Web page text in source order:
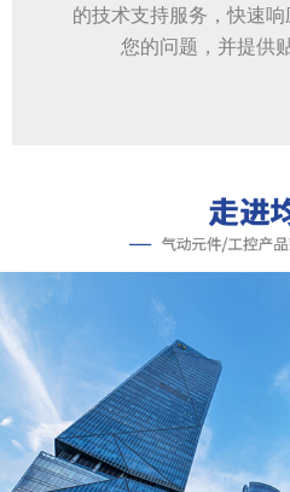
的技术支持服务，快速
您的问题，并提供